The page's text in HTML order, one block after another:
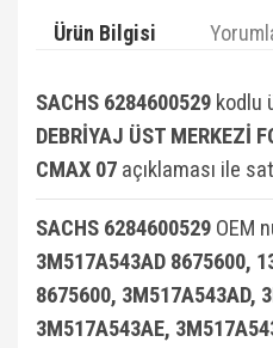
Ürün Bilgisi
SACHS 6284600529 kodlu
DEBRİYAJ ÜST MERKEZİ
CMAX 07 açıklaması ile
SACHS 6284600529 OEM
3M517A543AD 8675600,
8675600, 3M517A543AD,
3M517A543AE,